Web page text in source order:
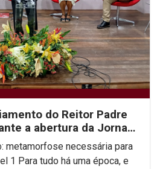
do Reitor Padre
a abertura da Jornada
e